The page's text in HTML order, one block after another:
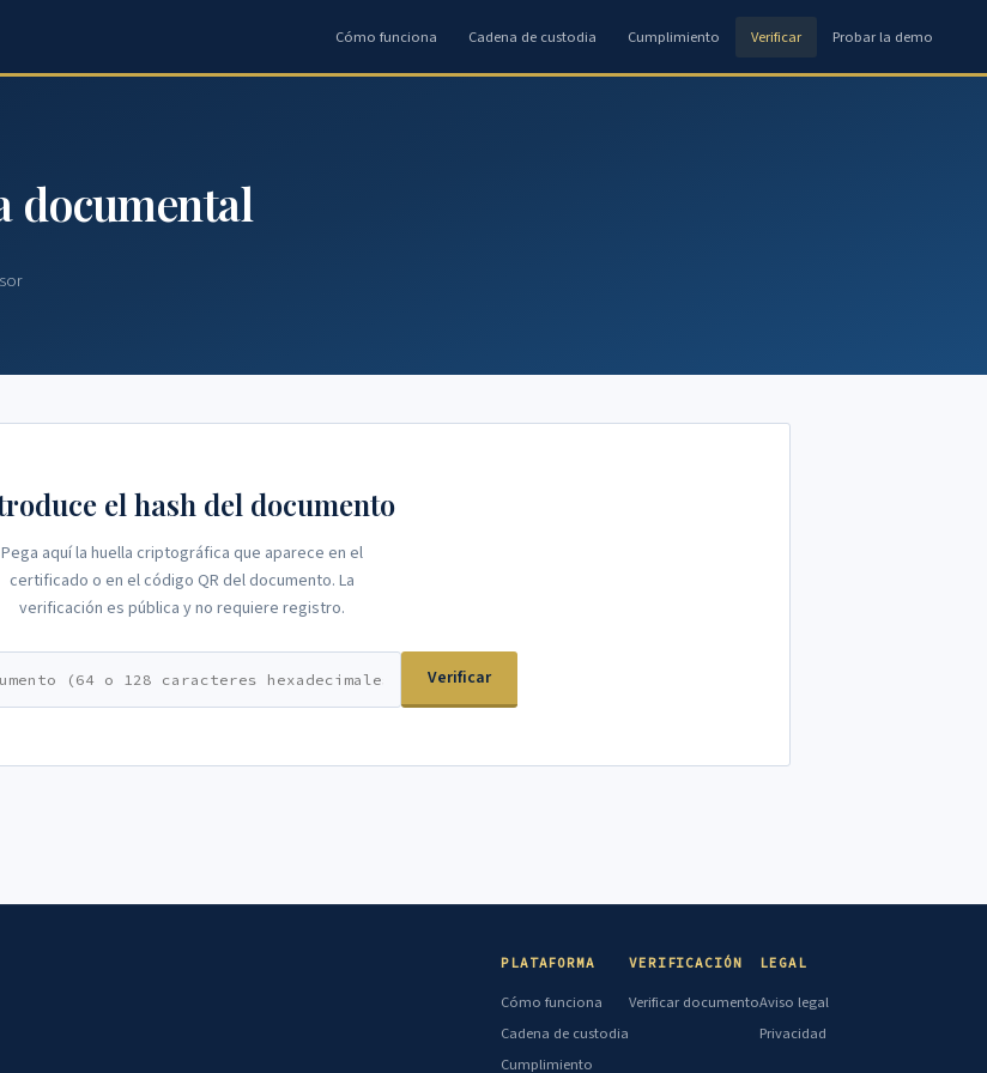
Cómo funciona Cadena de custodia Cumplimiento Verificar Probar la demo
documental
el hash del documento
Pega aquí la huella criptográfica que aparece en el
certificado o en el código QR del documento. La
verificación es pública y no requiere registro.
Verificar
PLATAFORMA
Cómo funciona
Cadena de custodia
Cumplimiento
VERIFICACIÓN
Verificar documento
LEGAL
Aviso legal
Privacidad